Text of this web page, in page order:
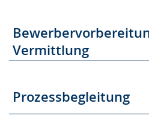
a
n
g
e
Vermittlung
Prozessbegleitung